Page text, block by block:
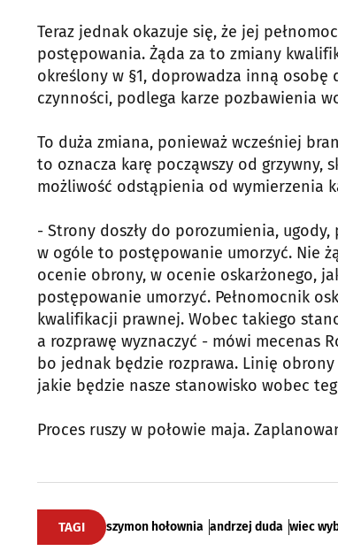
Teraz jednak okazuje się, że jej
postępowania. Żąda za to zmiany
określony w §1, doprowadza inną
czynności, podlega karze pozbawienia
To duża zmiana, ponieważ wcześniej
to oznacza karę począwszy od grzywny,
możliwość odstąpienia od wymierzenia
- Strony doszły do porozumienia,
w ogóle to postępowanie umorzyć. Nie
ocenie obrony, w ocenie oskarżonego,
postępowanie umorzyć. Pełnomocnik
kwalifikacji prawnej. Wobec takiego
a rozprawę wyznaczyć - mówi mecenas
bo jednak będzie rozprawa. Linię
jakie będzie nasze stanowisko wobec
Proces ruszy w połowie maja.
TAGI szymon hołownia andrzej duda wiec